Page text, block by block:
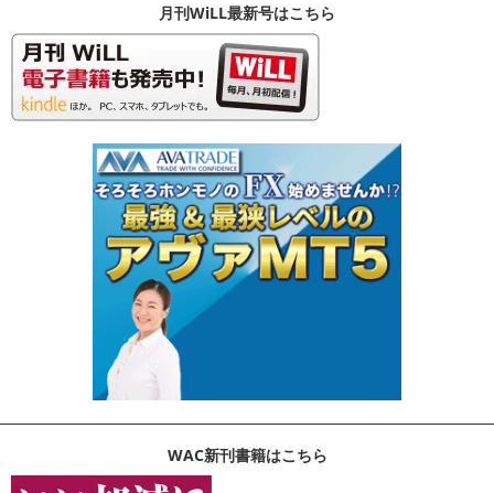
月刊WiLL最新号はこちら
WAC新刊書籍はこちら